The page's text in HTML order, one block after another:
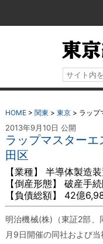
HOME> 関東 > 東京> ラップ
2013年9月10日 公開
ラップマスター
田区
【業種】 半導体製造
【倒産形態】 破産手
【負債総額】 42億
明治機械(株)（東証2部
月9日開催の同社および